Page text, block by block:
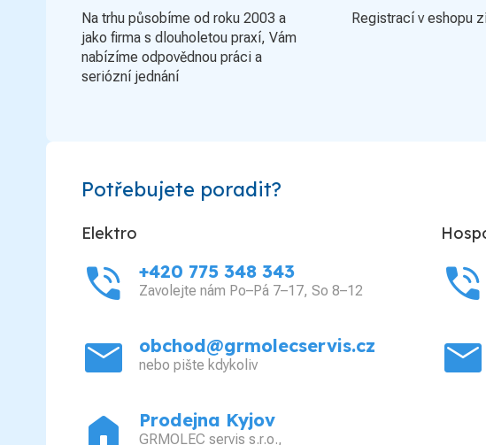
Na trhu působíme od roku 2003 a
jako firma s dlouholetou praxí, Vám
nabízíme odpovědnou práci a
seriózní jednání
Registrací v eshopu
Potřebujete poradit?
Elektro
phone_in_talk +420 775 348 343
Zavolejte nám Po–Pá 7–17, So 8–12
mail obchod@grmolecservis.cz
nebo pište kdykoliv
phone_in_talk
mail
home Prodejna Kyjov
GRMOLEC servis s.r.o.,